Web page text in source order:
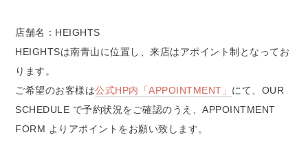
店舗名：HEIGHTS
HEIGHTSは南青山に位置し、来店はアポイント制となってお
ります。
ご希望のお客様は公式HP内「APPOINTMENT」 にて、OUR
SCHEDULE で予約状況をご確認のうえ、APPOINTMENT
FORM よりアポイントをお願い致します。